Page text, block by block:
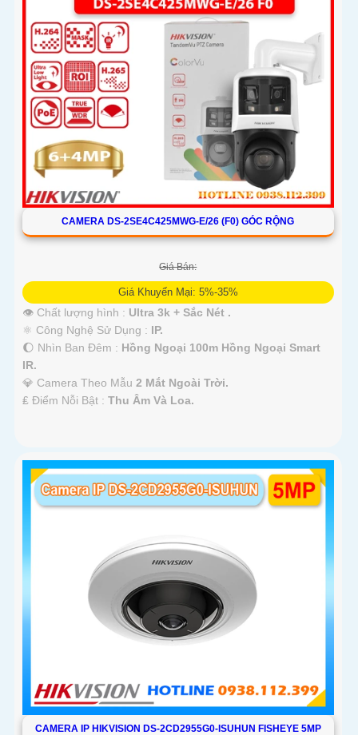
CAMERA DS-2SE4C425MWG-E/26 (F0) GÓC RỘNG
Giá Bán:
Giá Khuyến Mại: 5%-35%
👁 Chất lượng hình : Ultra 3k + Sắc Nét .
⚛️ Công Nghệ Sử Dụng : IP.
🌔 Nhìn Ban Đêm : Hồng Ngoại 100m Hồng Ngoại Smart
IR.
💎 Camera Theo Mẫu 2 Mắt Ngoài Trời.
️₤ Điểm Nỗi Bật : Thu Âm Và Loa.
CAMERA IP HIKVISION DS-2CD2955G0-ISUHUN FISHEYE 5MP